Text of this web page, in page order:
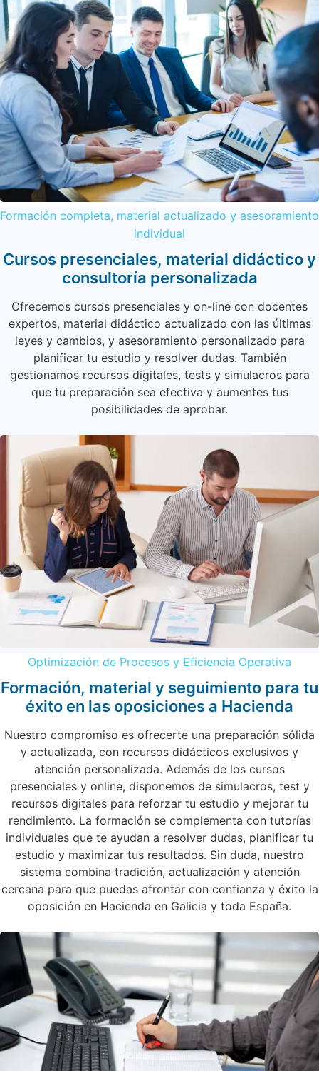
Formación completa, material actualizado y asesoramiento
individual
Cursos presenciales, material didáctico y
consultoría personalizada
Ofrecemos cursos presenciales y on-line con docentes
expertos, material didáctico actualizado con las últimas
leyes y cambios, y asesoramiento personalizado para
planificar tu estudio y resolver dudas. También
gestionamos recursos digitales, tests y simulacros para
que tu preparación sea efectiva y aumentes tus
posibilidades de aprobar.
Optimización de Procesos y Eficiencia Operativa
Formación, material y seguimiento para tu
éxito en las oposiciones a Hacienda
Nuestro compromiso es ofrecerte una preparación sólida
y actualizada, con recursos didácticos exclusivos y
atención personalizada. Además de los cursos
presenciales y online, disponemos de simulacros, test y
recursos digitales para reforzar tu estudio y mejorar tu
rendimiento. La formación se complementa con tutorías
individuales que te ayudan a resolver dudas, planificar tu
estudio y maximizar tus resultados. Sin duda, nuestro
sistema combina tradición, actualización y atención
cercana para que puedas afrontar con confianza y éxito la
oposición en Hacienda en Galicia y toda España.